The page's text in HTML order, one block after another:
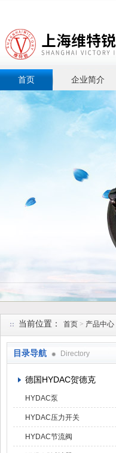
上海维特锐实业发展有限公司
首页 企业简介
当前位置： 首页 > 产品中心
目录导航 Directory
德国HYDAC贺德克
HYDAC泵
HYDAC压力开关
HYDAC节流阀